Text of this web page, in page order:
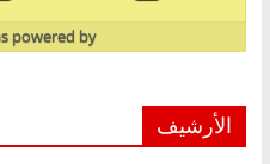
powered by
الأرشيف